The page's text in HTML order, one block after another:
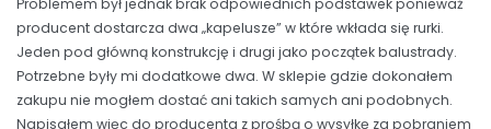
producent dostarcza dwa „kapelusze” w które wkłada się rurki.
Jeden pod główną konstrukcję i drugi jako początek balustrady.
Potrzebne były mi dodatkowe dwa. W sklepie gdzie dokonałem
zakupu nie mogłem dostać ani takich samych ani podobnych.
Napisałem więc do producenta z prośbą o wysyłkę za pobraniem